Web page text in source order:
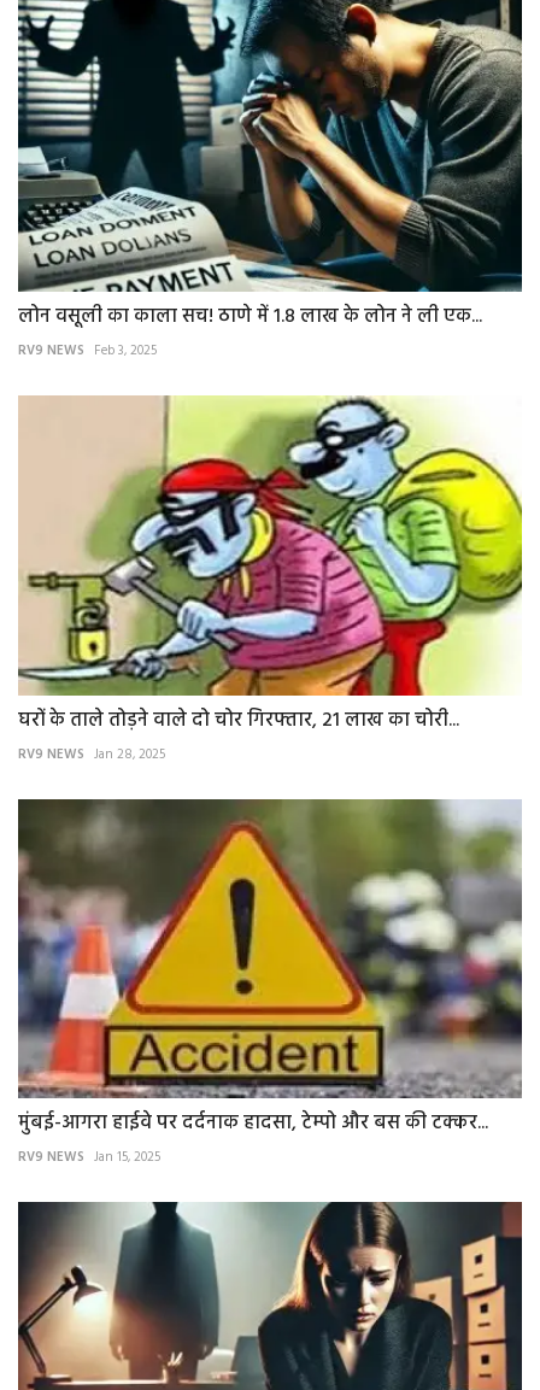
लोन वसूली का काला सच! ठाणे में 1.8 लाख के लोन ने ली एक...
RV9 NEWS Feb 3, 2025
घरों के ताले तोड़ने वाले दो चोर गिरफ्तार, 21 लाख का चोरी...
RV9 NEWS Jan 28, 2025
मुंबई-आगरा हाईवे पर दर्दनाक हादसा, टेम्पो और बस की टक्कर...
RV9 NEWS Jan 15, 2025